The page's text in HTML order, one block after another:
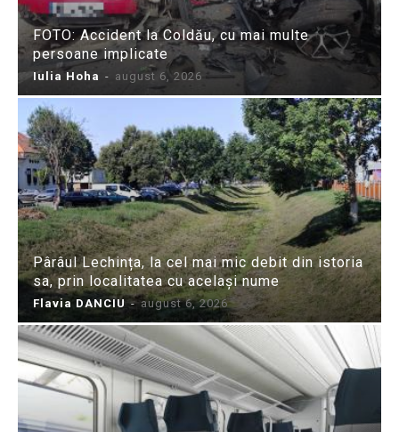
FOTO: Accident la Coldău, cu mai multe
persoane implicate
Iulia Hoha - august 6, 2026
Pârâul Lechința, la cel mai mic debit din istoria
sa, prin localitatea cu același nume
Flavia DANCIU - august 6, 2026